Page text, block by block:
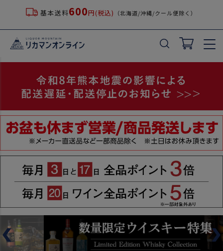
基本送料600円(税込) （北海道/沖縄/クール便除く）